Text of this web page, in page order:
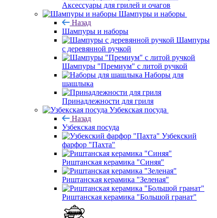
Аксессуары для грилей и очагов
Шампуры и наборы
Назад
Шампуры и наборы
Шампуры
с деревянной ручкой
Шампуры "Премиум" с литой ручкой
Наборы для
шашлыка
Принадлежности для гриля
Узбекская посуда
Назад
Узбекская посуда
Узбекский
фарфор "Пахта"
Риштанская керамика "Синяя"
Риштанская керамика "Зеленая"
Риштанская керамика "Большой гранат"